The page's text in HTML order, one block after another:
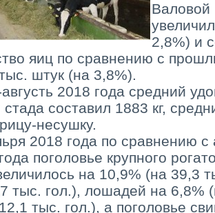
Валовой
2,8%) и
яиц по сравнению с
штук (на 3,8%).
2018 года средний
стада составил 1883 кг,
несушку.
2018 года по сравнению
поголовье крупного
на 10,9% (на 39,3
тыс. гол.), лошадей на 6,8%
тыс. гол.), а поголовье